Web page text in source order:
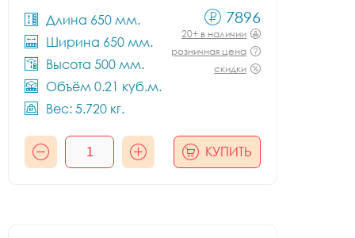
Длина 650 мм.
Ширина 650 мм.
Высота 500 мм.
Объём 0.21 куб.м.
Вес: 5.720 кг.
7896
20+ в наличии
розничная цена
скидки
КУПИТЬ